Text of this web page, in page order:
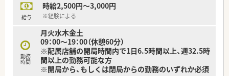
給与
時給2,500円～3,000円
※経験による
勤務
時間
月火水木金土
09：00～19：00（休憩60分）
※配属店舗の開局時間内で1日6.5時間以上、週32.5時
間以上の勤務可能な方
※開局から、もしくは閉局からの勤務のいずれか必須